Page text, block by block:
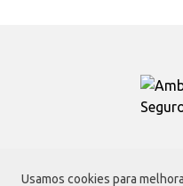
Usamos cookies para